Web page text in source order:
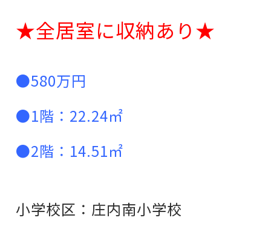
★全居室に収納あり★
●580万円
●1階：22.24㎡
●2階：14.51㎡
小学校区：庄内南小学校